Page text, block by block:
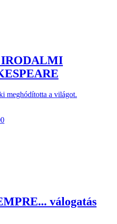
IRODALMI
meghódította a világot.
válogatás